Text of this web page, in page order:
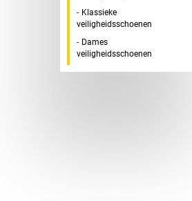
Klassieke
veiligheidsschoenen
Dames
veiligheidsschoenen